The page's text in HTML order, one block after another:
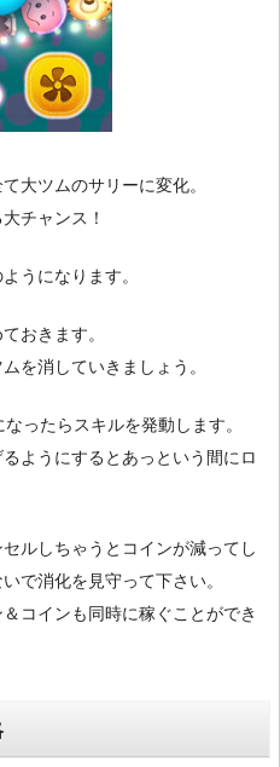
大ツムのサリーに変化。
チャンス！
うになります。
おきます。
を消していきましょう。
ったらスキルを発動します。
ようにするとあっという間にロ
ルしちゃうとコインが減ってし
で消化を見守って下さい。
コインも同時に稼ぐことができ